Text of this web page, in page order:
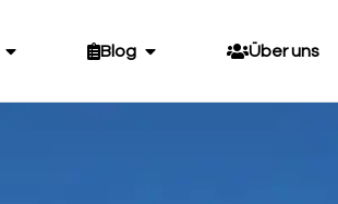
Blog Über uns